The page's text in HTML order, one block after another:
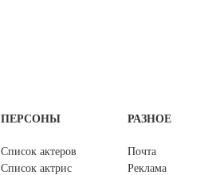
ПЕРСОНЫ
Список актеров
Список актрис
РАЗНОЕ
Почта
Реклама